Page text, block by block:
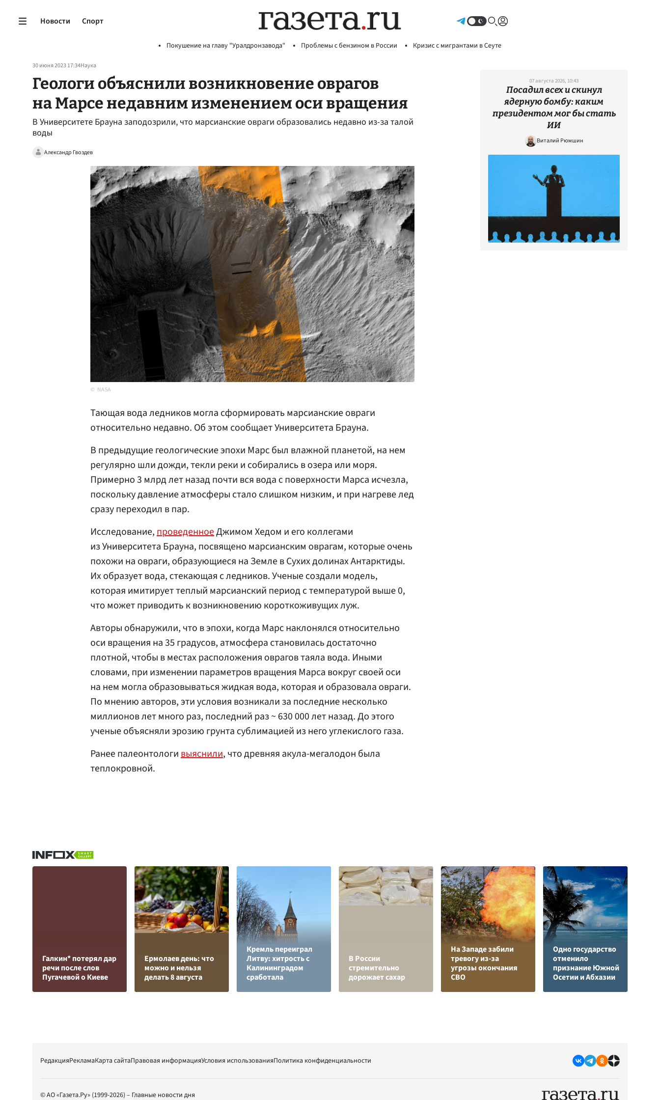
Новости Спорт
Покушение на главу "Уралдронзавода" Проблемы с бензином в России Кризис с мигрантами в Сеуте
30 июня 2023 17:34Наука
Геологи объяснили возникновение оврагов
на Марсе недавним изменением оси вращения
В Университете Брауна заподозрили, что марсианские овраги образовались недавно из-за талой
воды
Александр Гвоздев
NASA
Тающая вода ледников могла сформировать марсианские овраги
относительно недавно. Об этом сообщает Университета Брауна.
В предыдущие геологические эпохи Марс был влажной планетой, на нем
регулярно шли дожди, текли реки и собирались в озера или моря.
Примерно 3 млрд лет назад почти вся вода с поверхности Марса исчезла,
поскольку давление атмосферы стало слишком низким, и при нагреве лед
сразу переходил в пар.
Исследование,проведенноеДжимом Хедом и его коллегами
из Университета Брауна, посвящено марсианским оврагам, которые очень
похожи на овраги, образующиеся на Земле в Сухих долинах Антарктиды.
Их образует вода, стекающая с ледников. Ученые создали модель,
которая имитирует теплый марсианский период с температурой выше 0,
что может приводить к возникновению короткоживущих луж.
Авторы обнаружили, что в эпохи, когда Марс наклонялся относительно
оси вращения на 35 градусов, атмосфера становилась достаточно
плотной, чтобы в местах расположения оврагов таяла вода. Иными
словами, при изменении параметров вращения Марса вокруг своей оси
на нем могла образовываться жидкая вода, которая и образовала овраги.
По мнению авторов, эти условия возникали за последние несколько
миллионов лет много раз, последний раз ~ 630 000 лет назад. До этого
ученые объясняли эрозию грунта сублимацией из него углекислого газа.
Ранее палеонтологивыяснили, что древняя акула-мегалодон была
теплокровной.
07 августа 2026, 10:43
Посадил всех и скинул
ядерную бомбу: каким
президентом мог бы стать
ИИ
Виталий Рюмшин
Галкин* потерял дар
речи после слов
Пугачевой о Киеве
Ермолаев день: что
можно и нельзя
делать 8 августа
Кремль переиграл
Литву: хитрость с
Калининградом
сработала
В России
стремительно
дорожает сахар
На Западе забили
тревогу из-за
угрозы окончания
СВО
Одно государство
отменило
признание Южной
Осетии и Абхазии
РедакцияРекламаКарта сайтаПравовая информацияУсловия использованияПолитика конфиденциальности
© АО «Газета.Ру» (1999-2026) – Главные новости дня